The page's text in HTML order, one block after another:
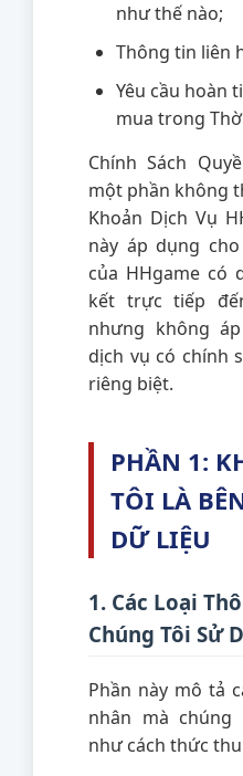
như thế nào;
Thông tin liên
Yêu cầu hoàn
mua trong
Chính Sách
một phần không
Khoản Dịch Vụ
này áp dụng
của HHgame có
kết trực tiếp
nhưng không
dịch vụ có chính
riêng biệt.
PHẦN 1:
TÔI LÀ
DỮ LIỆU
1. Các Loại
Chúng Tôi Sử
Phần này mô tả
nhân mà
như cách thức